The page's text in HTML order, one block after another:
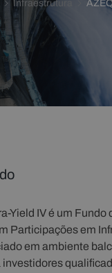
Infraestrutura
Yield IV é um Fundo
Participações em
em ambiente